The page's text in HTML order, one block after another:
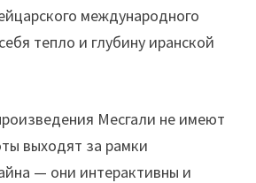
международного
тепло и глубину иранской
Месгали не имеют
выходят за рамки
— они интерактивны и